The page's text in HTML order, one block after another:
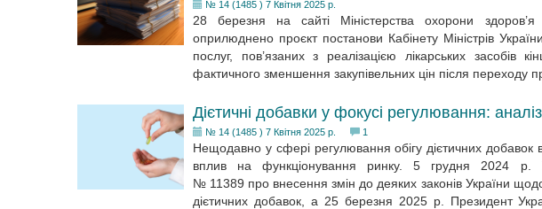
№ 14 (1485 ) 7 Квітня 2025 р.
28 березня на сайті Міністерства охорони
оприлюднено проєкт постанови Кабінету Міністрів
послуг, пов’язаних з реалізацією лікарських засобів
фактичного зменшення закупівельних цін після переходу
Дієтичні добавки у фокусі регулювання:
№ 14 (1485 ) 7 Квітня 2025 р. 1
Нещодавно у сфері регулювання обігу дієтичних добавок
вплив на функціонування ринку. 5 грудня 2024 р.
№ 11389 про внесення змін до деяких законів України
дієтичних добавок, а 25 березня 2025 р. Президент